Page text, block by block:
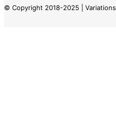
© Copyright 2018-2025 |